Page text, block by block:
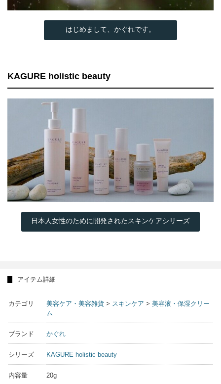
はじめまして、かぐれです。
KAGURE holistic beauty
日本人女性のために開発されたスキンケアシリーズ
アイテム詳細
カテゴリ 美容ケア・美容雑貨 > スキンケア > 美容液・保湿クリー
ム
ブランド かぐれ
シリーズ KAGURE holistic beauty
内容量 20g